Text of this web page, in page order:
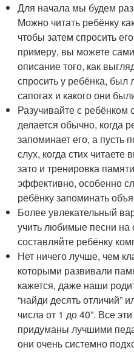
Для начала мы будем
Можно читать ребёнку
чтобы затем спросить
примеру, вы можете
описание того, как
спросить у ребёнка, был
сапогах и какого они
Разучивайте с ребёнком
делается обычно, когда
запоминает его, а пусть
слух, когда стих
зато и тренировка
эффективно, особенно
ребёнку запоминать
Более увлекательный
учить любимые песни на
составляйте ребёнку
Нет ничего лучше, чем
которыми развивали
кажется, даже наши
“найди десять отличий”
числа от 1 до 40”. Все
придуманы лучшими
они очень системно